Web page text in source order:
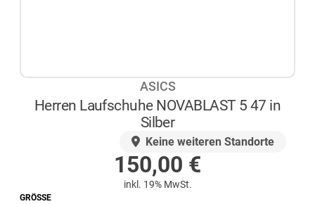
ASICS
Herren Laufschuhe NOVABLAST 5 47 in
Silber
Keine weiteren Standorte
150,00 €
inkl. 19% MwSt.
GRÖSSE